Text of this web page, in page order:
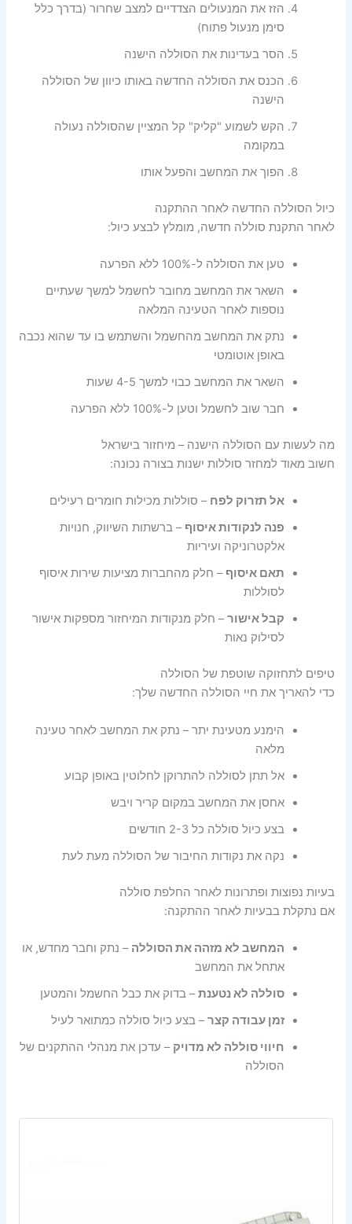
הזז את המנעולים הצדדיים למצב שחרור (בדרך כלל
סימן מנעול פתוח)
הסר בעדינות את הסוללה הישנה
הכנס את הסוללה החדשה באותו כיוון של הסוללה
הישנה
הקש לשמוע "קליק" קל המציין שהסוללה נעולה
במקומה
הפוך את המחשב והפעל אותו
כיול הסוללה החדשה לאחר ההתקנה
לאחר התקנת סוללה חדשה, מומלץ לבצע כיול:
טען את הסוללה ל-100% ללא הפרעה
השאר את המחשב מחובר לחשמל למשך שעתיים
נוספות לאחר הטעינה המלאה
נתק את המחשב מהחשמל והשתמש בו עד שהוא נכבה
באופן אוטומטי
השאר את המחשב כבוי למשך 4-5 שעות
חבר שוב לחשמל וטען ל-100% ללא הפרעה
מה לעשות עם הסוללה הישנה – מיחזור בישראל
חשוב מאוד למחזר סוללות ישנות בצורה נכונה:
אל תזרוק לפח – סוללות מכילות חומרים רעילים
פנה לנקודות איסוף – ברשתות השיווק, חנויות
אלקטרוניקה ועיריות
תאם איסוף – חלק מהחברות מציעות שירות איסוף
לסוללות
קבל אישור– חלק מנקודות המיחזור מספקות אישור
לסילוק נאות
טיפים לתחזוקה שוטפת של הסוללה
כדי להאריך את חיי הסוללה החדשה שלך:
הימנע מטעינת יתר – נתק את המחשב לאחר טעינה
מלאה
אל תתן לסוללה להתרוקן לחלוטין באופן קבוע
אחסן את המחשב במקום קריר ויבש
בצע כיול סוללה כל 2-3 חודשים
נקה את נקודות החיבור של הסוללה מעת לעת
בעיות נפוצות ופתרונות לאחר החלפת סוללה
אם נתקלת בבעיות לאחר ההתקנה:
המחשב לא מזהה את הסוללה – נתק וחבר מחדש, או
אתחל את המחשב
סוללה לא נטענת– בדוק את כבל החשמל והמטען
זמן עבודה קצר– בצע כיול סוללה כמתואר לעיל
חיווי סוללה לא מדויק – עדכן את מנהלי ההתקנים של
הסוללה